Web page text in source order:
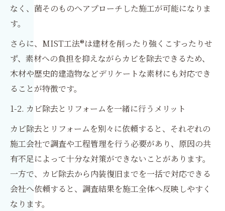
なく、菌そのものへアプローチした施工が可能になりま
す。
さらに、MIST工法®は建材を削ったり強くこすったりせ
ず、素材への負担を抑えながらカビを除去できるため、
木材や歴史的建造物などデリケートな素材にも対応でき
ることが特徴です。
1-2. カビ除去とリフォームを一緒に行うメリット
カビ除去とリフォームを別々に依頼すると、それぞれの
施工会社で調査や工程管理を行う必要があり、原因の共
有不足によって十分な対策ができないことがあります。
一方で、カビ除去から内装復旧までを一括で対応できる
会社へ依頼すると、調査結果を施工全体へ反映しやすく
なります。